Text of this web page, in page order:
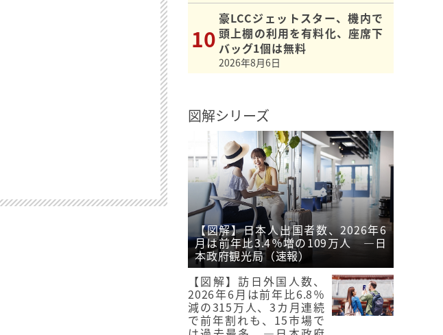
豪LCCジェットスター、機内で
頭上棚の利用を有料化、座席下
バッグ1個は無料
2026年8月6日
図解シリーズ
【図解】日本人出国者数、2026年6
月は前年比3.4％増の109万人 ―日
本政府観光局（速報）
【図解】訪日外国人数、
2026年6月は前年比6.8％
減の315万人、3カ月連続
で前年割れも、15市場で